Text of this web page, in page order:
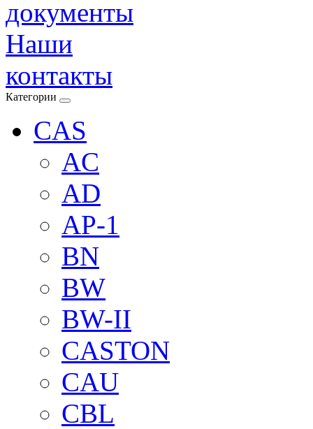
документы
Наши
контакты
Категории
CAS
AC
AD
AP-1
BN
BW
BW-II
CASTON
CAU
CBL